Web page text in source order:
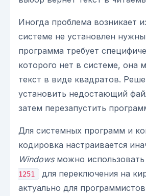
Иногда проблема возникает
системе не установлен
программа требует
которого нет в системе, она
текст в виде квадратов.
установить недостающий
затем перезапустить
Для системных программ и
кодировка настраивается
Windowsможно
1251
для переключения на
актуально для